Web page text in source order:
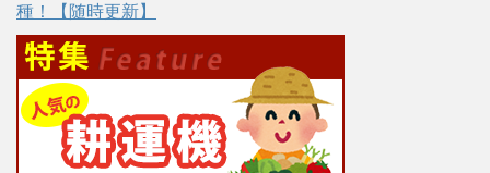
種！【随時更新】